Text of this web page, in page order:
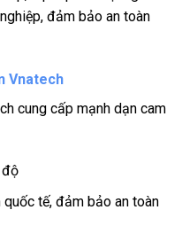
đảm bảo an toàn
Vnatech
cung cấp mạnh dạn cam
độ
tế, đảm bảo an toàn